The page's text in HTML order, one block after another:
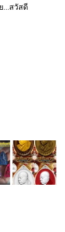
...สวัสดี